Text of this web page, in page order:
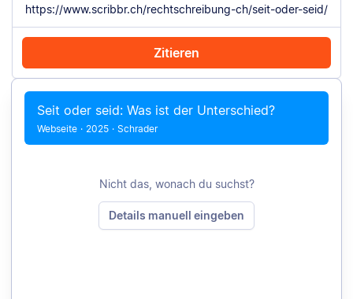
Zitieren
Mit Chrome zitieren Manuell zitieren
Seit oder seid: Was ist der Unterschied?
Webseite · 2025 · Schrader
Nicht das, wonach du suchst?
Details manuell eingeben